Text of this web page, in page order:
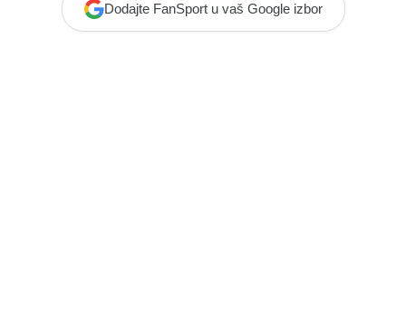
Dodajte FanSport u vaš Google izbor